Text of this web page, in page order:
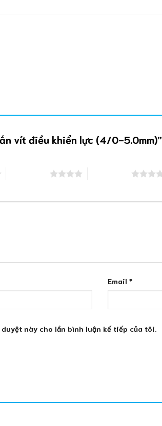
vít điều khiển lực (4/0-5.0mm)”
Email *
này cho lần bình luận kế tiếp của tôi.